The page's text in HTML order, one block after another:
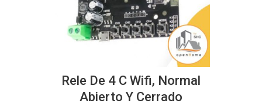
Rele De 4 C Wifi, Normal
Abierto Y Cerrado